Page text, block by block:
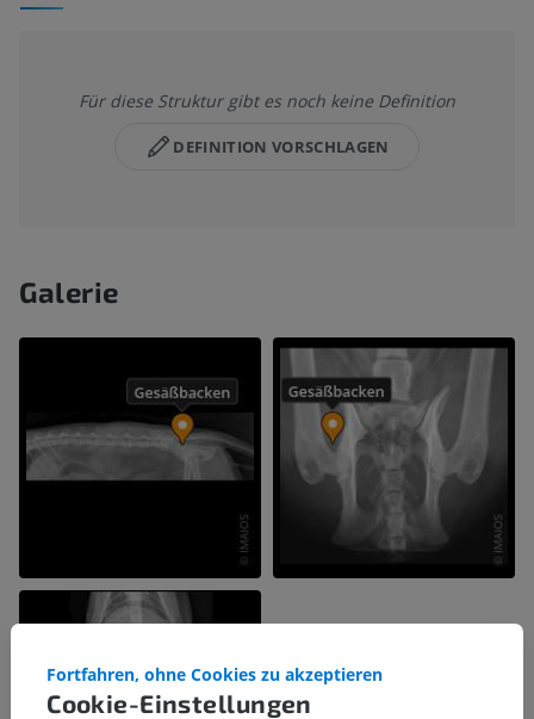
Für diese Struktur gibt es noch keine Definition
DEFINITION VORSCHLAGEN
Galerie
Cookie-Einstellungen
Fortfahren, ohne Cookies zu akzeptieren